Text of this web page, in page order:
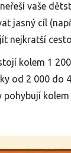
vaše
jasný cíl
nejkratší
kolem 1
od 2 000 do
kolem